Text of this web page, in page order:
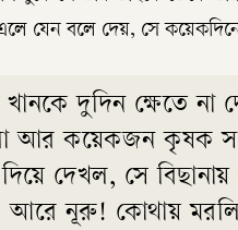
যেন বলে দেয়, সে
দুদিন ক্ষেতে না
আর কয়েকজন কৃষক
দেখল, সে
আরে নূরু! কোথায়